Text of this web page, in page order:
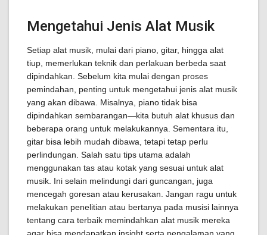
Mengetahui Jenis Alat Musik
Setiap alat musik, mulai dari piano, gitar, hingga alat
tiup, memerlukan teknik dan perlakuan berbeda saat
dipindahkan. Sebelum kita mulai dengan proses
pemindahan, penting untuk mengetahui jenis alat musik
yang akan dibawa. Misalnya, piano tidak bisa
dipindahkan sembarangan—kita butuh alat khusus dan
beberapa orang untuk melakukannya. Sementara itu,
gitar bisa lebih mudah dibawa, tetapi tetap perlu
perlindungan. Salah satu tips utama adalah
menggunakan tas atau kotak yang sesuai untuk alat
musik. Ini selain melindungi dari guncangan, juga
mencegah goresan atau kerusakan. Jangan ragu untuk
melakukan penelitian atau bertanya pada musisi lainnya
tentang cara terbaik memindahkan alat musik mereka